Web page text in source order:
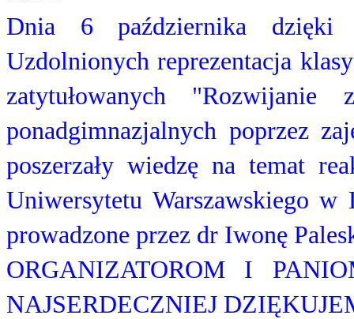
Dnia 6 października dzięki
Uzdolnionych reprezentacja
zatytułowanych "Rozwijanie
ponadgimnazjalnych poprzez
poszerzały wiedzę na temat
Uniwersytetu Warszawskiego
prowadzone przez dr Iwonę
ORGANIZATOROM I
NAJSERDECZNIEJ